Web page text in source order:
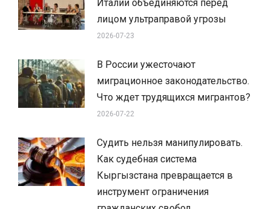
Италии объединяются перед
лицом ультраправой угрозы
2026-07-23
В России ужесточают
миграционное законодательство.
Что ждет трудящихся мигрантов?
2026-07-22
Судить нельзя манипулировать.
Как судебная система
Кыргызстана превращается в
инструмент ограничения